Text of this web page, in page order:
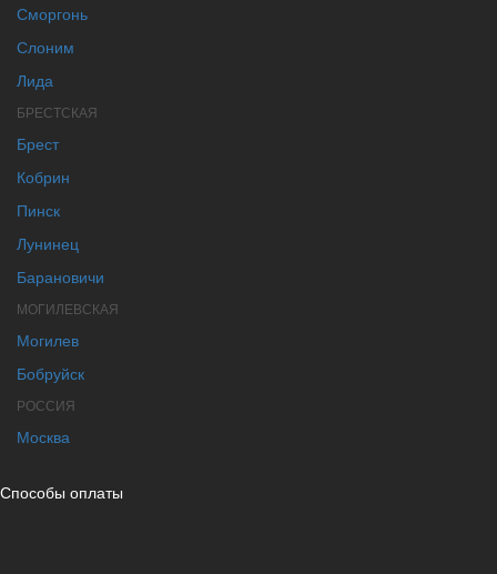
Сморгонь
Слоним
Лида
БРЕСТСКАЯ
Брест
Кобрин
Пинск
Лунинец
Барановичи
МОГИЛЕВСКАЯ
Могилев
Бобруйск
РОССИЯ
Москва
Способы оплаты